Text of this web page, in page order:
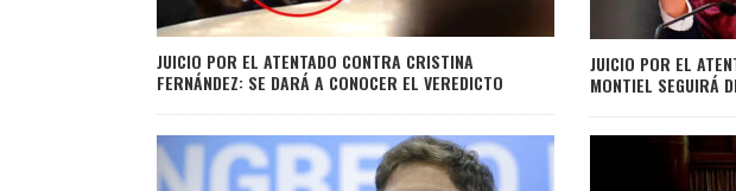
JUICIO POR EL ATENTADO CONTRA CRISTINA
FERNÁNDEZ: SE DARÁ A CONOCER EL VEREDICTO
JUICIO POR EL
MONTIEL SEGUIRÁ